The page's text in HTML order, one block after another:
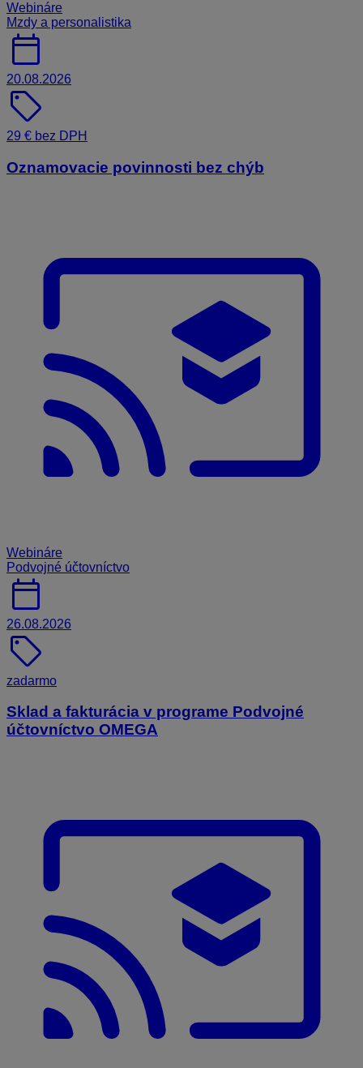
Webináre
Mzdy a personalistika
calendar_today
20.08.2026
sell
29 € bez DPH
Oznamovacie povinnosti bez chýb
Webináre
Podvojné účtovníctvo
calendar_today
26.08.2026
sell
zadarmo
Sklad a fakturácia v programe Podvojné
účtovníctvo OMEGA